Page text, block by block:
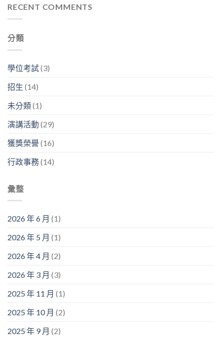
D
舉
中
經
中
副
後
幹
中
2026
享
暨
板
文
賽〉
度
授
系
演
中
RECENT COMMENTS
分類
學位考試(3)
招生 (14)
未分類(1)
演講活動 (29)
獲獎榮譽(16)
行政事務(14)
彙整
2026 年 6 月 (1)
2026 年 5 月 (1)
2026 年 4 月 (2)
2026 年 3 月 (3)
2025 年 11 月 (1)
2025 年 10 月 (2)
2025 年 9 月 (2)